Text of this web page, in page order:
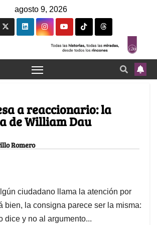
agosto 9, 2026
a reaccionario: la
de William Dau
Romero
ciudadano llama la atención por
bien, la consigna parece ser la misma:
dice y no al argumento...